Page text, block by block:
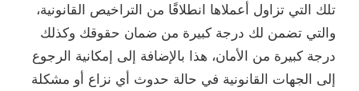
تلك التي تزاول أعملاها انطلاقًا من التراخيص القانونية،
والتي تضمن لك درجة كبيرة من ضمان حقوقك وكذلك
درجة كبيرة من الأمان، هذا بالإضافة إلى إمكانية الرجوع
إلى الجهات القانونية في حالة حدوث أي نزاع أو مشكلة